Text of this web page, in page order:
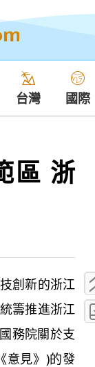
台灣 國際
區 浙
創新的浙江
籌推進浙江
務院關於支
意見》)的發